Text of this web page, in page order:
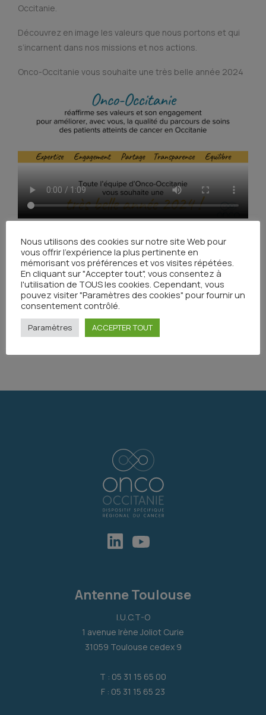
Occitanie.
Découvrez en image les valeurs que nous portons et qui
s’incarnent dans nos missions et nos actions.
Onco-Occitanie vous souhaite une très belle année 2024
Toutes les actualités
Antenne Toulouse
I.U.C.T-O
1 avenue Irène Joliot Curie
31059 Toulouse cedex 9
T : 05 31 15 65 00
F : 05 31 15 65 23
Nous utilisons des cookies sur notre site Web pour
vous offrir l'expérience la plus pertinente en
mémorisant vos préférences et vos visites répétées.
En cliquant sur "Accepter tout", vous consentez à
l'utilisation de TOUS les cookies. Cependant, vous
pouvez visiter "Paramètres des cookies" pour fournir un
consentement contrôlé.
Paramètres ACCEPTER TOUT